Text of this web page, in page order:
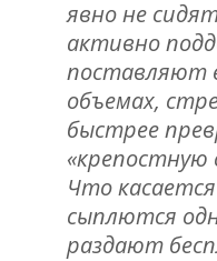
явно не
активно
поставляют
объемах,
быстрее
«крепостную
Что
сыплются
раздают